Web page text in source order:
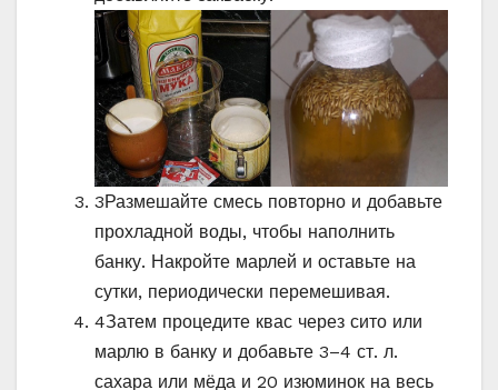
3Размешайте смесь повторно и добавьте
прохладной воды, чтобы наполнить
банку. Накройте марлей и оставьте на
сутки, периодически перемешивая.
4Затем процедите квас через сито или
марлю в банку и добавьте 3–4 ст. л.
сахара или мёда и 20 изюминок на весь